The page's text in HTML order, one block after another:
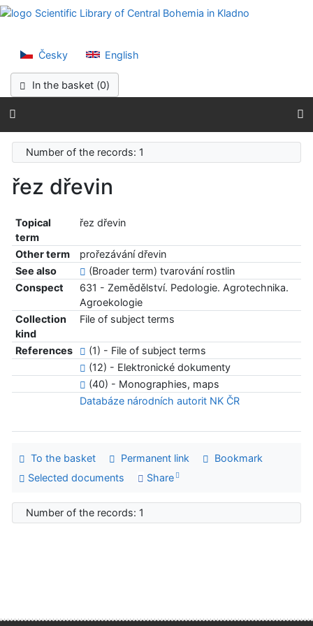
Go to content
Go to menu
Česky English
In the basket (0)
Number of the records: 1
řez dřevin
Topical
term
řez dřevin
Other term
prořezávání dřevin
See also
(Broader term) tvarování rostlin
Conspect
631 - Zemědělství. Pedologie. Agrotechnika.
Agroekologie
Collection
kind
File of subject terms
References
(1) - File of subject terms
(12) - Elektronické dokumenty
(40) - Monographies, maps
Databáze národních autorit NK ČR
To the basket Permanent link
Bookmark
Selected documents
Share
Number of the records: 1